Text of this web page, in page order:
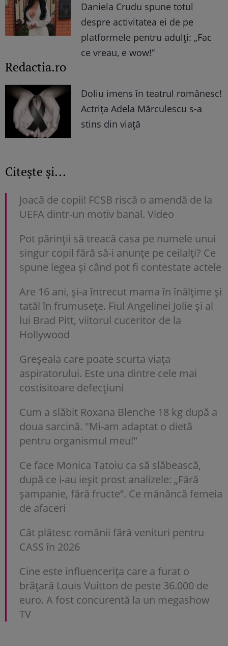
Daniela Crudu spune totul
despre activitatea ei de pe
platformele pentru adulți: „Fac
ce vreau, e wow!”
Redactia.ro
Doliu imens în teatrul românesc!
Actrița Adela Mărculescu s-a
stins din viață
Citește și...
Joacă de copii! FCSB riscă o amendă de la
UEFA dintr-un motiv banal. Video
Pot părinții să treacă casa pe numele unui
singur copil fără să-i anunțe pe ceilalți? Ce
spune legea și când pot fi contestate actele
Are 16 ani, și-a întrecut mama în înălțime și
tatăl în frumusețe. Fiul Angelinei Jolie și al
lui Brad Pitt, viitorul cuceritor de la
Hollywood
Greșeala care poate scurta viața
aspiratorului. Este una dintre cele mai
costisitoare defecțiuni
Cum a slăbit Roxana Blenche 18 kg după a
doua sarcină. "Mi-am adaptat o dietă
pentru organismul meu!"
Ce face Monica Tatoiu ca să slăbească,
după ce i-au ieșit prost analizele: „Fără
șampanie, fără fructe”. Ce mănâncă femeia
de afaceri
Cât plătesc românii fără venituri pentru
CASS în 2026
Cine este influencerița care a furat o
brățară Louis Vuitton de peste 36.000 de
euro. A fost concurentă la un megashow
TV